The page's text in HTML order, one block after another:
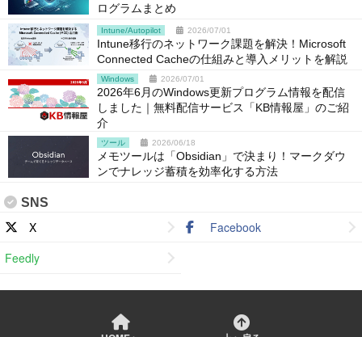
ログラムまとめ
Intune/Autopilot 2026/07/01
Intune移行のネットワーク課題を解決！Microsoft
Connected Cacheの仕組みと導入メリットを解説
Windows 2026/07/01
2026年6月のWindows更新プログラム情報を配信
しました｜無料配信サービス「KB情報屋」のご紹
介
ツール 2026/06/18
メモツールは「Obsidian」で決まり！マークダウ
ンでナレッジ蓄積を効率化する方法
SNS
X
Facebook
Feedly